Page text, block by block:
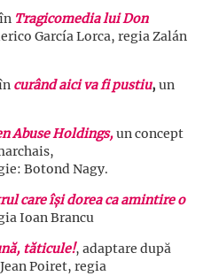
în Tragicomedia lui Don
García Lorca, regia Zalán
curând aici va fi pustiu, un
Abuse Holdings,un concept
Botond Nagy.
care își dorea ca amintire o
Ioan Brancu
tăticule!, adaptare după
de Jean Poiret, regia